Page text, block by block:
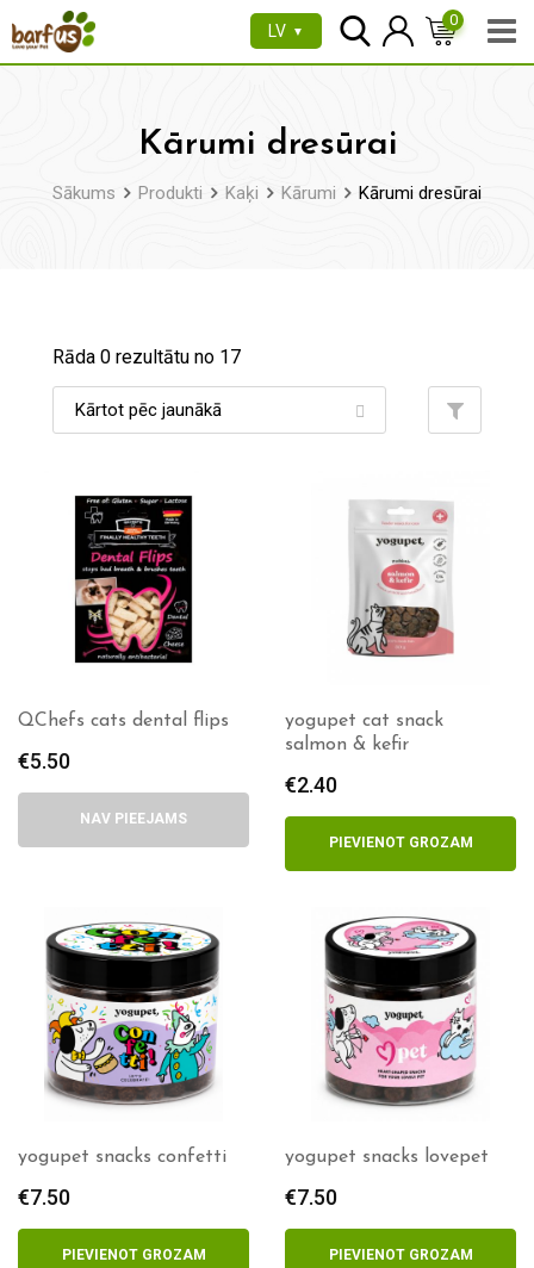
uz
LV ▼
0
Kārumi dresūrai
Sākums Produkti Kaķi Kārumi Kārumi dresūrai
Rāda 0 rezultātu no 17
QChefs cats dental flips
€5.50
NAV PIEEJAMS
yogupet cat snack
salmon & kefir
€2.40
PIEVIENOT GROZAM
yogupet snacks confetti
€7.50
PIEVIENOT GROZAM
yogupet snacks lovepet
€7.50
PIEVIENOT GROZAM